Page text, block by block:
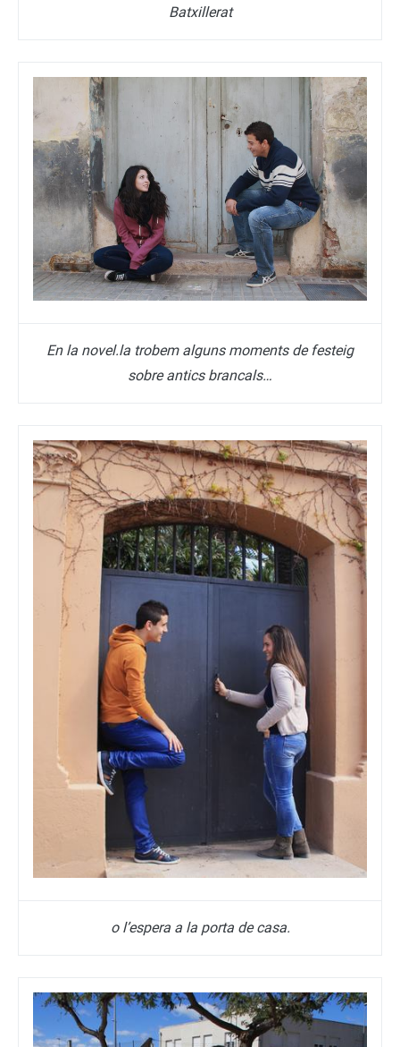
Batxillerat
En la novel.la trobem alguns moments de festeig
sobre antics brancals…
o l’espera a la porta de casa.